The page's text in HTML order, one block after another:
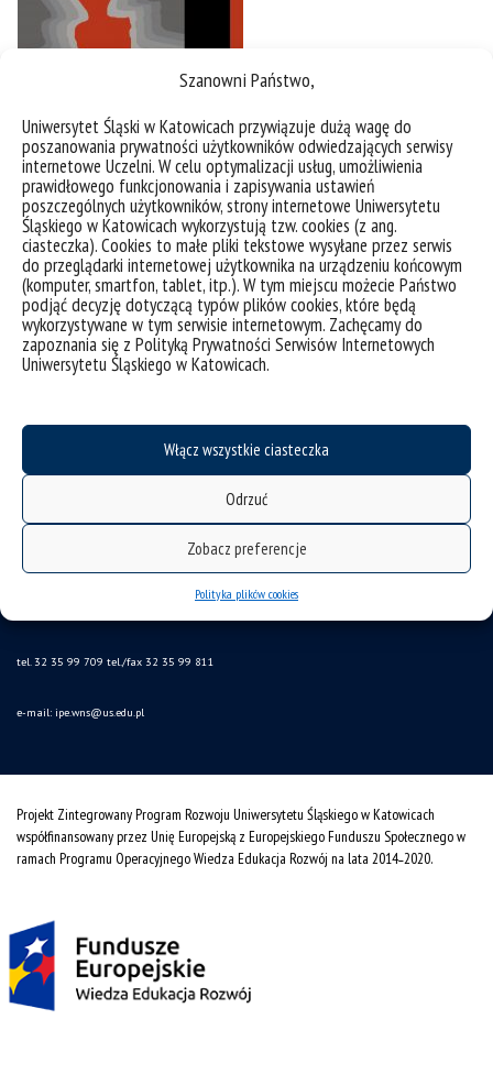
Szanowni Państwo,
Uniwersytet Śląski w Katowicach przywiązuje dużą wagę do
poszanowania prywatności użytkowników odwiedzających serwisy
internetowe Uczelni. W celu optymalizacji usług, umożliwienia
prawidłowego funkcjonowania i zapisywania ustawień
poszczególnych użytkowników, strony internetowe Uniwersytetu
Śląskiego w Katowicach wykorzystują tzw. cookies (z ang.
ciasteczka). Cookies to małe pliki tekstowe wysyłane przez serwis
do przeglądarki internetowej użytkownika na urządzeniu końcowym
(komputer, smartfon, tablet, itp.). W tym miejscu możecie Państwo
podjąć decyzję dotyczącą typów plików cookies, które będą
wykorzystywane w tym serwisie internetowym. Zachęcamy do
zapoznania się z Polityką Prywatności Serwisów Internetowych
Uniwersytetu Śląskiego w Katowicach.
Włącz wszystkie ciasteczka
Odrzuć
Zobacz preferencje
Polityka plików cookies
deklaracja dostępności
mapa strony
tel. 32 35 99 709 tel./fax 32 35 99 811
e-mail: ipe.wns@us.edu.pl
Projekt Zintegrowany Program Rozwoju Uniwersytetu Śląskiego w Katowicach
współfinansowany przez Unię Europejską z Europejskiego Funduszu Społecznego w
ramach Programu Operacyjnego Wiedza Edukacja Rozwój na lata 2014˗2020.